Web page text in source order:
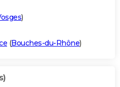
)
(Bouches-du-Rhône)